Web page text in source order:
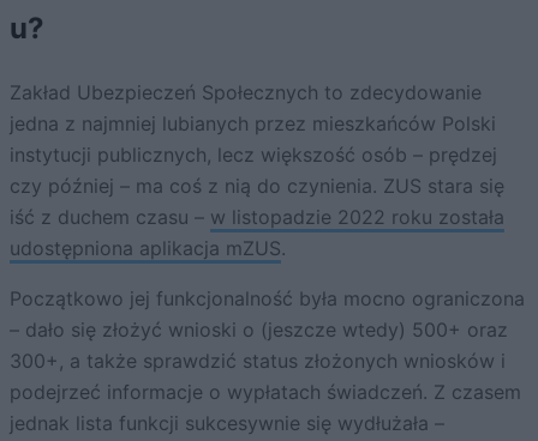
u?
Zakład Ubezpieczeń Społecznych to zdecydowanie
jedna z najmniej lubianych przez mieszkańców Polski
instytucji publicznych, lecz większość osób – prędzej
czy później – ma coś z nią do czynienia. ZUS stara się
iść z duchem czasu – w listopadzie 2022 roku została
udostępniona aplikacja mZUS.
Początkowo jej funkcjonalność była mocno ograniczona
– dało się złożyć wnioski o (jeszcze wtedy) 500+ oraz
300+, a także sprawdzić status złożonych wniosków i
podejrzeć informacje o wypłatach świadczeń. Z czasem
jednak lista funkcji sukcesywnie się wydłużała –